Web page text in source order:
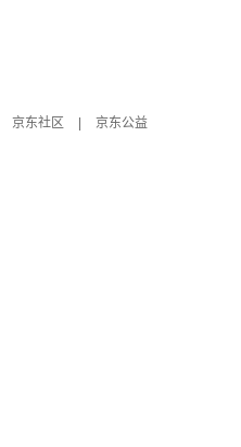
京东社区
京东公益